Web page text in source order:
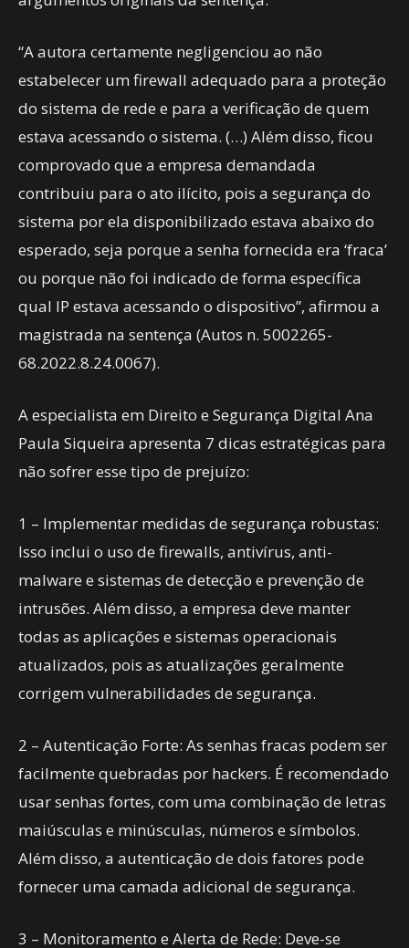
“A autora certamente negligenciou ao não
estabelecer um firewall adequado para a proteção
do sistema de rede e para a verificação de quem
estava acessando o sistema. (…) Além disso, ficou
comprovado que a empresa demandada
contribuiu para o ato ilícito, pois a segurança do
sistema por ela disponibilizado estava abaixo do
esperado, seja porque a senha fornecida era ‘fraca’
ou porque não foi indicado de forma específica
qual IP estava acessando o dispositivo”, afirmou a
magistrada na sentença (Autos n. 5002265-
68.2022.8.24.0067).
A especialista em Direito e Segurança Digital Ana
Paula Siqueira apresenta 7 dicas estratégicas para
não sofrer esse tipo de prejuízo:
1 – Implementar medidas de segurança robustas:
Isso inclui o uso de firewalls, antivírus, anti-
malware e sistemas de detecção e prevenção de
intrusões. Além disso, a empresa deve manter
todas as aplicações e sistemas operacionais
atualizados, pois as atualizações geralmente
corrigem vulnerabilidades de segurança.
2 – Autenticação Forte: As senhas fracas podem ser
facilmente quebradas por hackers. É recomendado
usar senhas fortes, com uma combinação de letras
maiúsculas e minúsculas, números e símbolos.
Além disso, a autenticação de dois fatores pode
fornecer uma camada adicional de segurança.
3 – Monitoramento e Alerta de Rede: Deve-se